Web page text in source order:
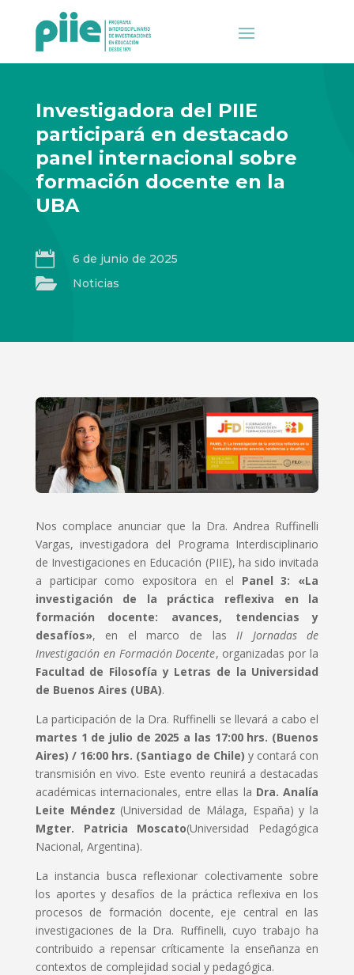
Investigadora del PIIE
participará en destacado
panel internacional sobre
formación docente en la
UBA
 6 de junio de 2025
 Noticias
Nos complace anunciar que la Dra. Andrea Ruffinelli
Vargas, investigadora del Programa Interdisciplinario
de Investigaciones en Educación (PIIE), ha sido invitada
a participar como expositora en el Panel 3: «La
investigación de la práctica reflexiva en la
formación docente: avances, tendencias y
desafíos», en el marco de las II Jornadas de
Investigación en Formación Docente, organizadas por la
Facultad de Filosofía y Letras de la Universidad
de Buenos Aires (UBA).
La participación de la Dra. Ruffinelli se llevará a cabo el
martes 1 de julio de 2025 a las 17:00 hrs. (Buenos
Aires) / 16:00 hrs. (Santiago de Chile) y contará con
transmisión en vivo. Este evento reunirá a destacadas
académicas internacionales, entre ellas la Dra. Analía
Leite Méndez (Universidad de Málaga, España) y la
Mgter. Patricia Moscato(Universidad Pedagógica
Nacional, Argentina).
La instancia busca reflexionar colectivamente sobre
los aportes y desafíos de la práctica reflexiva en los
procesos de formación docente, eje central en las
investigaciones de la Dra. Ruffinelli, cuyo trabajo ha
contribuido a repensar críticamente la enseñanza en
contextos de complejidad social y pedagógica.